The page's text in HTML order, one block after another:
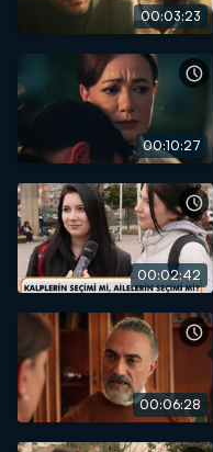
00:03:23
00:10:27
00:02:42
00:06:28